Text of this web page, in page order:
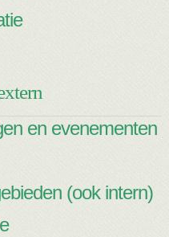
en evenementen
(ook intern)